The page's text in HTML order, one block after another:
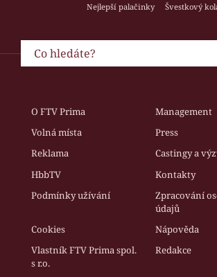
Nejlepší palačinky
Švestkový
O FTV Prima
Management
Volná místa
Press
Reklama
Castingy a
HbbTV
Kontakty
Podmínky užívání
Zpracování
údajů
Cookies
Nápověda
Vlastník FTV Prima spol.
s r.o.
Redakce